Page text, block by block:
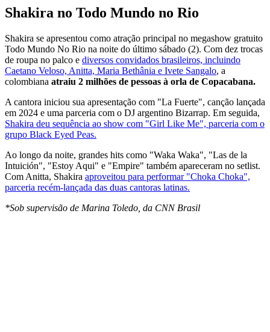
Shakira no Todo Mundo no Rio
Shakira se apresentou como atração principal no megashow gratuito
Todo Mundo No Rio na noite do último sábado (2). Com dez trocas
de roupa no palco e diversos convidados brasileiros, incluindo
Caetano Veloso, Anitta, Maria Bethânia e Ivete Sangalo, a
colombiana atraiu 2 milhões de pessoas à orla de Copacabana.
A cantora iniciou sua apresentação com "La Fuerte", canção lançada
em 2024 e uma parceria com o DJ argentino Bizarrap. Em seguida,
Shakira deu sequência ao show com "Girl Like Me", parceria com o
grupo Black Eyed Peas.
Ao longo da noite, grandes hits como "Waka Waka", "Las de la
Intuición", "Estoy Aqui" e "Empire" também apareceram no setlist.
Com Anitta, Shakira aproveitou para performar "Choka Choka",
parceria recém-lançada das duas cantoras latinas.
*Sob supervisão de Marina Toledo, da CNN Brasil